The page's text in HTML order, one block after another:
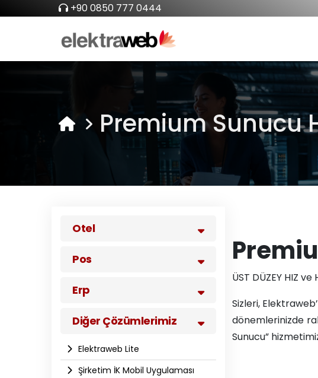
+90 0850 777 0444
Premium Sunucu
Otel
Pos
Erp
Diğer Çözümlerimiz
Elektraweb Lite
Şirketim İK Mobil Uygulaması
ÜST DÜZEY HIZ ve
Sizleri,
dönemlerinizde
Sunucu”